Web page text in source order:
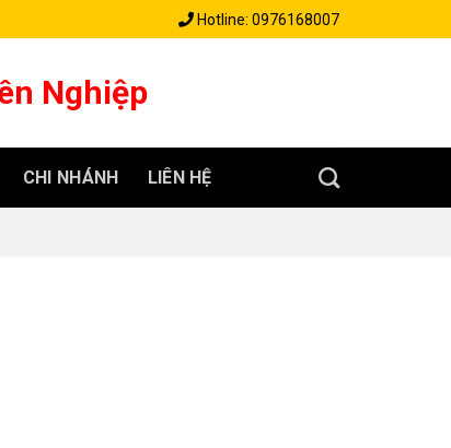
Hotline: 0976168007
Nghiệp
CHI NHÁNH LIÊN HỆ